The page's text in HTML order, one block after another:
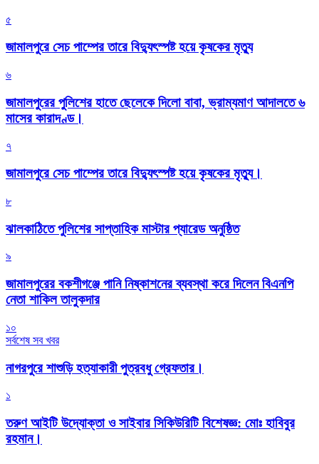
৫
জামালপুরে সেচ পাম্পের তারে বিদ্যুৎস্পষ্ট হয়ে কৃষকের মৃত্যু
৬
জামালপুরের পুলিশের হাতে ছেলেকে দিলো বাবা, ভ্রাম্যমাণ আদালতে ৬
মাসের কারাদণ্ড।
৭
জামালপুরে সেচ পাম্পের তারে বিদ্যুৎস্পষ্ট হয়ে কৃষকের মৃত্যু।
৮
‎ঝালকাঠিতে পুলিশের সাপ্তাহিক মাস্টার প্যারেড অনুষ্ঠিত
৯
জামালপুরের বকশীগঞ্জে পানি নিষ্কাশনের ব্যবস্থা করে দিলেন বিএনপি
নেতা শাকিল তালুকদার
১০
সর্বশেষ সব খবর
নাগরপুরে শাশুড়ি হত্যাকারী পুত্রবধু গ্রেফতার।
১
তরুণ আইটি উদ্যোক্তা ও সাইবার সিকিউরিটি বিশেষজ্ঞ: মোঃ হাবিবুর
রহমান।